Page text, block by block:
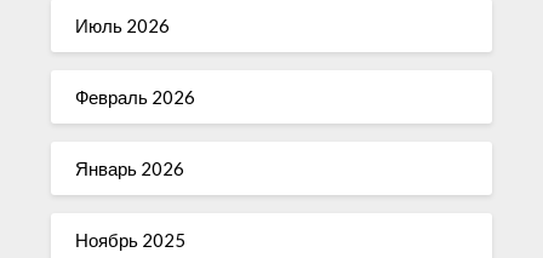
Июль 2026
Февраль 2026
Январь 2026
Ноябрь 2025